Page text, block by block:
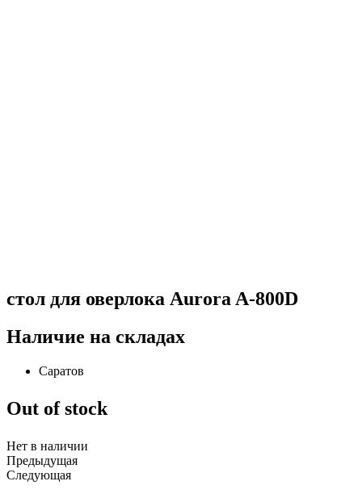
стол для оверлока Aurora A-800D
Наличие на складах
Саратов
Out of stock
Нет в наличии
Предыдущая
Следующая